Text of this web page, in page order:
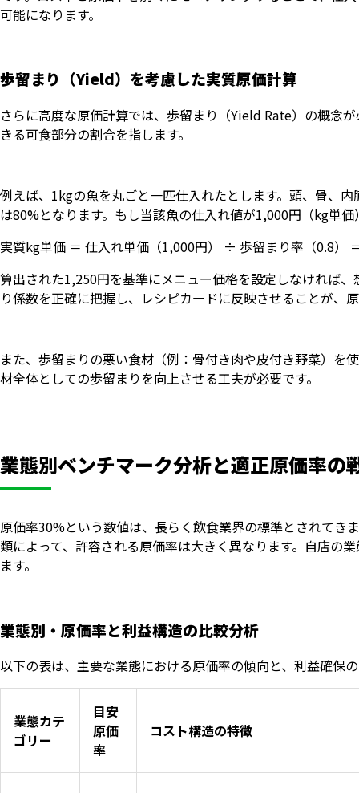
可能になります。
歩留まり（Yield）を考慮した実質原価計算
さらに高度な原価計算では、歩留まり（Yield Rate）の概念
きる可食部分の割合を指します。
例えば、1kgの魚を丸ごと一匹仕入れたとします。頭、骨、
は80%となります。もし当該魚の仕入れ値が1,000円（kg単
実質kg単価 ＝ 仕入れ単価（1,000円） ÷ 歩留まり率（0.8）
算出された1,250円を基準にメニュー価格を設定しなければ
り係数を正確に把握し、レシピカードに反映させることが、
また、歩留まりの悪い食材（例：骨付き肉や皮付き野菜）を
材全体としての歩留まりを向上させる工夫が必要です。
業態別ベンチマーク分析と適正原価率の
原価率30%という数値は、長らく飲食業界の標準とされてき
類によって、許容される原価率は大きく異なります。自店の
ます。
業態別・原価率と利益構造の比較分析
以下の表は、主要な業態における原価率の傾向と、利益確保
業態カテ
ゴリー
目安
原価
率
コスト構造の特徴